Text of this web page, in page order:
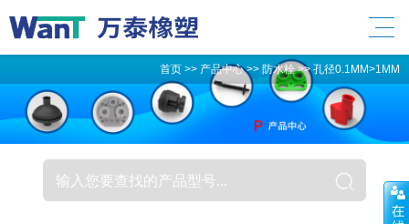
首页 >> 产品中心>> 防水栓>>孔径0.1MM>1MM